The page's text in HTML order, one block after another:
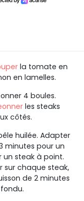
la tomate en
en lamelles.
4 boules.
les steaks
côtés.
huilée. Adapter
minutes pour un
steak à point.
sur chaque steak,
de 2 minutes